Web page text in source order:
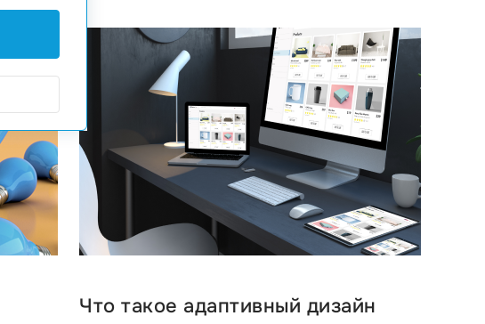
Что такое адаптивный дизайн